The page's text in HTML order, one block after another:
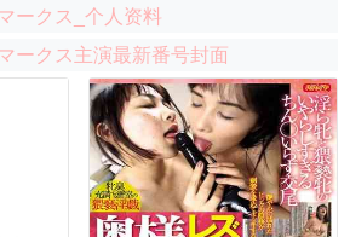
ークス_个人资料
ークス主演最新番号封面